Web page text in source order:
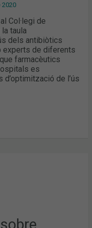
2020
Col·legi de
taula
dels antibiòtics
experts de diferents
farmacèutics
es
de l’ús